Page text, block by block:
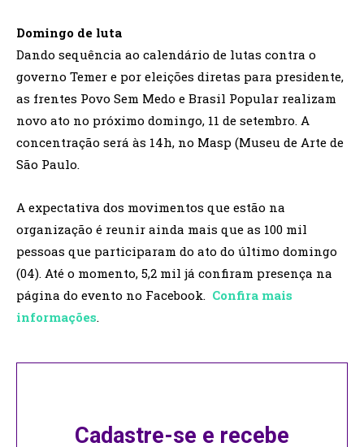
Domingo de luta
Dando sequência ao calendário de lutas contra o
governo Temer e por eleições diretas para presidente,
as frentes Povo Sem Medo e Brasil Popular realizam
novo ato no próximo domingo, 11 de setembro. A
concentração será às 14h, no Masp (Museu de Arte de
São Paulo.
A expectativa dos movimentos que estão na
organização é reunir ainda mais que as 100 mil
pessoas que participaram do ato do último domingo
(04). Até o momento, 5,2 mil já confiram presença na
página do evento no Facebook. Confira mais
informações.
Cadastre-se e recebe